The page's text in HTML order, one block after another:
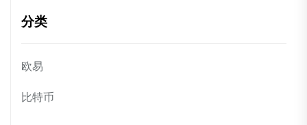
分类
欧易
比特币